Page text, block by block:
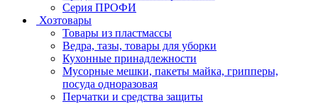
Серия ПРОФИ
Хозтовары
Товары из пластмассы
Ведра, тазы, товары для уборки
Кухонные принадлежности
Мусорные мешки, пакеты майка, грипперы,
посуда одноразовая
Перчатки и средства защиты